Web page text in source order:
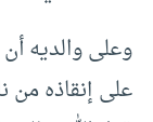
وعلى والديه أن
على إنقاذه من